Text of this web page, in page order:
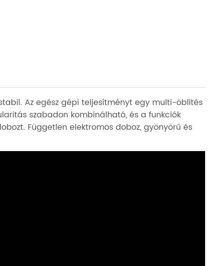
Az egész gépi teljesítményt egy multi-öblítés
szabadon kombinálható, és a funkciók
Független elektromos doboz, gyönyörű és